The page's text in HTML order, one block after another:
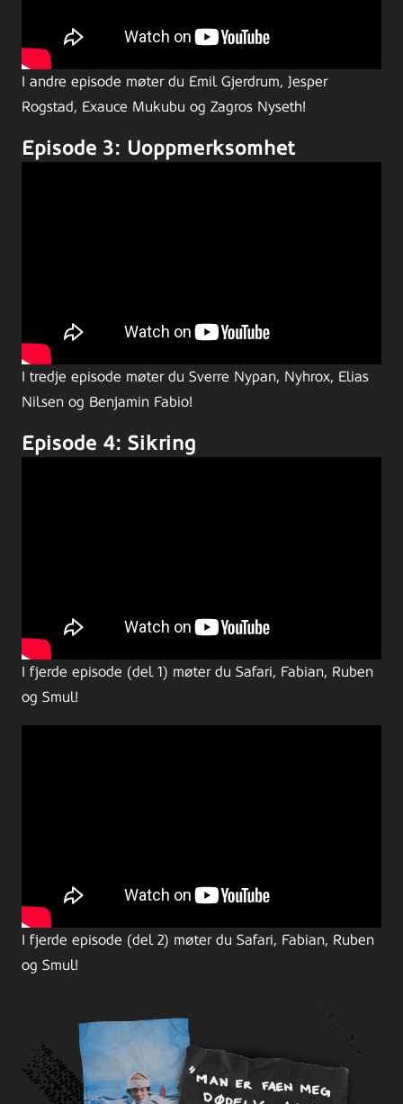
I andre episode møter du Emil Gjerdrum, Jesper
Rogstad, Exauce Mukubu og Zagros Nyseth!
Episode 3: Uoppmerksomhet
I tredje episode møter du Sverre Nypan, Nyhrox, Elias
Nilsen og Benjamin Fabio!
Episode 4: Sikring
I fjerde episode (del 1) møter du Safari, Fabian, Ruben
og Smul!
I fjerde episode (del 2) møter du Safari, Fabian, Ruben
og Smul!